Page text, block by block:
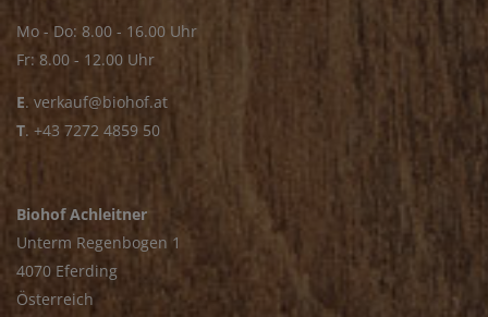
Mo - Do: 8.00 - 16.00 Uhr
Fr: 8.00 - 12.00 Uhr
E. verkauf@biohof.at
T. +43 7272 4859 50
Biohof Achleitner
Unterm Regenbogen 1
4070 Eferding
Österreich